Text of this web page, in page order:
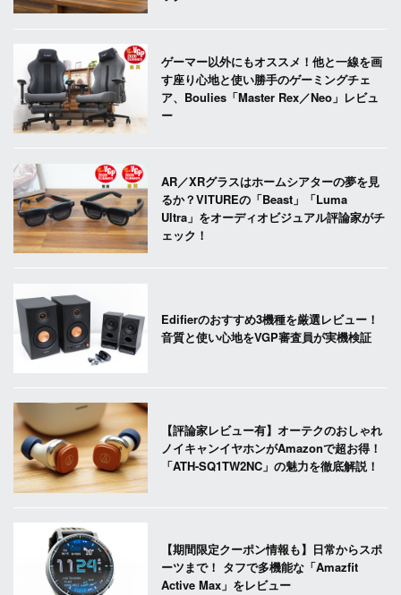
ゲーマー以外にもオススメ！他と一線を画
す座り心地と使い勝手のゲーミングチェ
ア、Boulies「Master Rex／Neo」レビュ
ー
AR／XRグラスはホームシアターの夢を見
るか？VITUREの「Beast」「Luma
Ultra」をオーディオビジュアル評論家がチ
ェック！
Edifierのおすすめ3機種を厳選レビュー！
音質と使い心地をVGP審査員が実機検証
【評論家レビュー有】オーテクのおしゃれ
ノイキャンイヤホンがAmazonで超お得！
「ATH-SQ1TW2NC」の魅力を徹底解説！
【期間限定クーポン情報も】日常からスポ
ーツまで！ タフで多機能な「Amazfit
Active Max」をレビュー